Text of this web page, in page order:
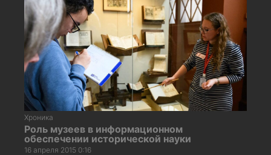
Хроника
Роль музеев в информационном
обеспечении исторической науки
16 апреля 2015 0:16